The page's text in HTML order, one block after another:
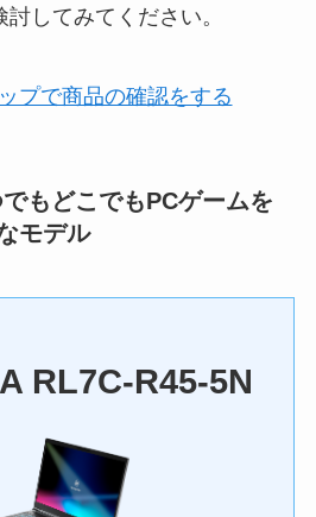
してみてください。
プで商品の確認をする
でもどこでもPCゲームを
モデル
RL7C-R45-5N